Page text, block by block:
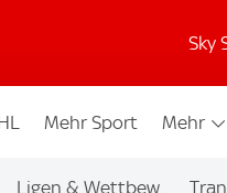
Sky
Mehr Sport Mehr
Ligen & Wettbew.